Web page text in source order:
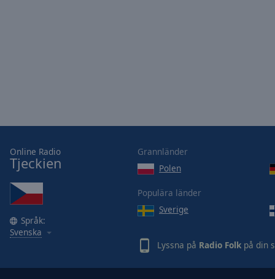
Online Radio
Tjeckien
Språk:
Svenska
Grannländer
Polen
Populära länder
Sverige
Lyssna på Radio Folk på din